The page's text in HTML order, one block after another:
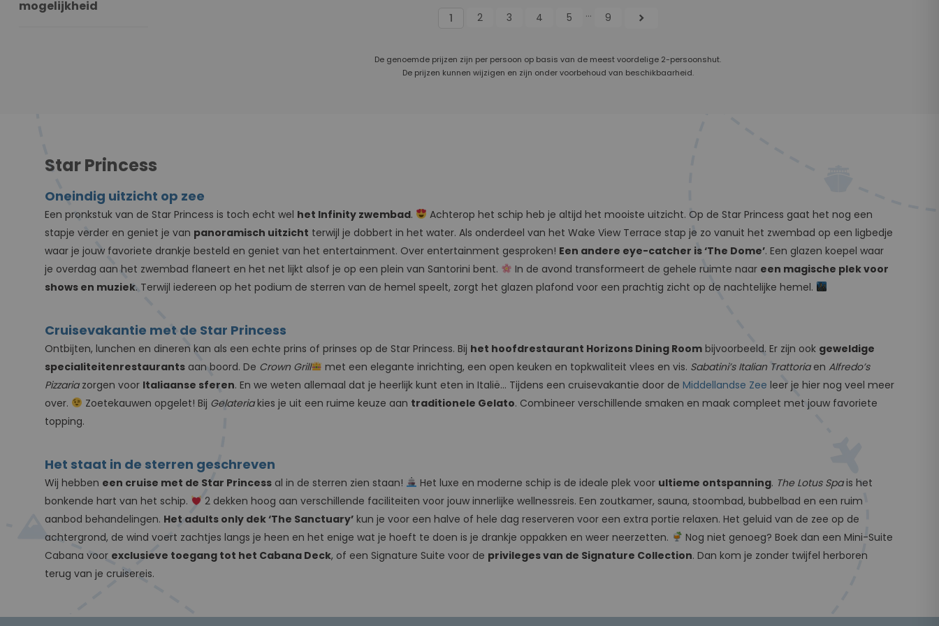
mogelijkheid
1 2 3 4 5 ... 9 chevron_right
De genoemde prijzen zijn per persoon op basis van de meest voordelige 2-persoonshut.
De prijzen kunnen wijzigen en zijn onder voorbehoud van beschikbaarheid.
Star Princess
Oneindig uitzicht op zee
Een pronkstuk van de Star Princess is toch echt wel het Infinity zwembad.
Achterop het schip heb je altijd het mooiste uitzicht. Op de Star Princess gaat het nog een
stapje verder en geniet je van panoramisch uitzicht terwijl je dobbert in het water. Als onderdeel van het Wake View Terrace stap je zo vanuit het zwembad op een ligbedje
waar je jouw favoriete drankje besteld en geniet van het entertainment. Over entertainment gesproken! Een andere eye-catcher is ‘The Dome’. Een glazen koepel waar
je overdag aan het zwembad flaneert en het net lijkt alsof je op een plein van Santorini bent.
In de avond transformeert de gehele ruimte naar een magische plek voor
shows en muziek. Terwijl iedereen op het podium de sterren van de hemel speelt, zorgt het glazen plafond voor een prachtig zicht op de nachtelijke hemel.
Cruisevakantie met de Star Princess
Ontbijten, lunchen en dineren kan als een echte prins of prinses op de Star Princess. Bij het hoofdrestaurant Horizons Dining Room bijvoorbeeld. Er zijn ook geweldige
specialiteitenrestaurants aan boord. De Crown Grill met een elegante inrichting, een open keuken en topkwaliteit vlees en vis. Sabatini’s Italian TrattoriaenAlfredo’s
Pizzariazorgen voor Italiaanse sferen. En we weten allemaal dat je heerlijk kunt eten in Italië… Tijdens een cruisevakantie door de Middellandse Zee leer je hier nog veel meer
over.
Zoetekauwen opgelet! Bij Gelateriakies je uit een ruime keuze aan traditionele Gelato. Combineer verschillende smaken en maak compleet met jouw favoriete
topping.
Het staat in de sterren geschreven
Wij hebben een cruise met de Star Princess al in de sterren zien staan! Het luxe en moderne schip is de ideale plek voor ultieme ontspanning. The Lotus Spais het
bonkende hart van het schip.
2 dekken hoog aan verschillende faciliteiten voor jouw innerlijke wellnessreis. Een zoutkamer, sauna, stoombad, bubbelbad en een ruim
aanbod behandelingen. Het adults only dek ‘The Sanctuary’ kun je voor een halve of hele dag reserveren voor een extra portie relaxen. Het geluid van de zee op de
achtergrond, de wind voert zachtjes langs je heen en het enige wat je hoeft te doen is je drankje oppakken en weer neerzetten.
Nog niet genoeg? Boek dan een Mini-Suite
Cabana voor exclusieve toegang tot het Cabana Deck, of een Signature Suite voor de privileges van de Signature Collection. Dan kom je zonder twijfel herboren
terug van je cruisereis.